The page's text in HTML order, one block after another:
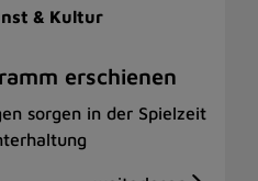
& Kultur
erschienen
sorgen in der Spielzeit